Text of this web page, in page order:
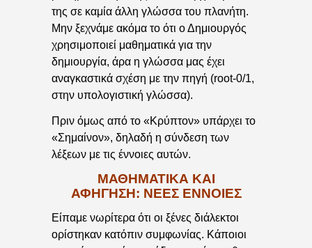
της σε καμία άλλη γλώσσα του πλανήτη.
Μην ξεχνάμε ακόμα το ότι ο Δημιουργός
χρησιμοποιεί μαθηματικά για την
δημιουργία, άρα η γλώσσα μας έχει
αναγκαστικά σχέση με την πηγή (root-0/1,
στην υπολογιστική γλώσσα).
Πριν όμως από το «Κρύπτον» υπάρχει το
«Σημαίνον», δηλαδή η σύνδεση των
λέξεων με τις έννοιες αυτών.
ΜΑΘΗΜΑΤΙΚΆ ΚΑΙ
ΑΦΉΓΗΣΗ: ΝΈΕΣ ΈΝΝΟΙΕΣ
Είπαμε νωρίτερα ότι οι ξένες διάλεκτοι
ορίστηκαν κατόπιν συμφωνίας. Κάποιοι